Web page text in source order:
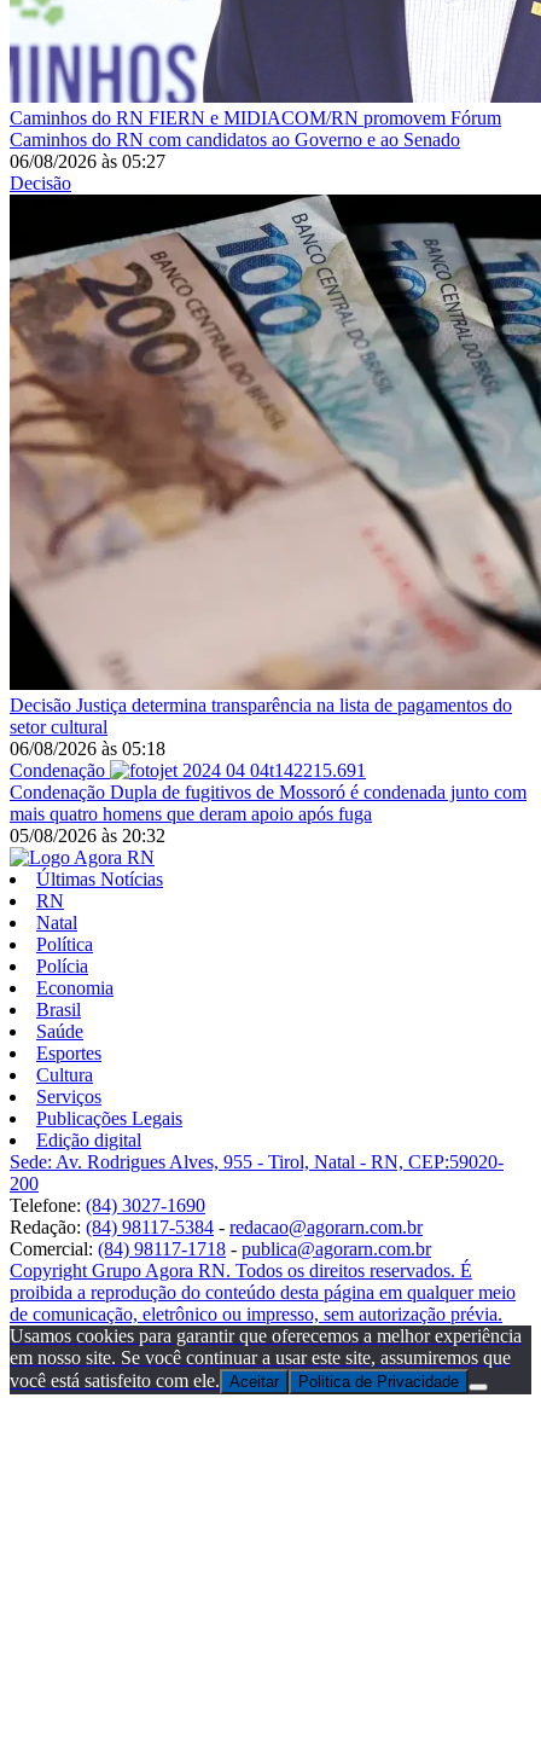
Caminhos do RN FIERN e MIDIACOM/RN promovem Fórum
Caminhos do RN com candidatos ao Governo e ao Senado
06/08/2026 às 05:27
Decisão
Decisão Justiça determina transparência na lista de pagamentos do
setor cultural
06/08/2026 às 05:18
Condenação
Condenação Dupla de fugitivos de Mossoró é condenada junto com
mais quatro homens que deram apoio após fuga
05/08/2026 às 20:32
Últimas Notícias
RN
Natal
Política
Polícia
Economia
Brasil
Saúde
Esportes
Cultura
Serviços
Publicações Legais
Edição digital
Sede: Av. Rodrigues Alves, 955 - Tirol, Natal - RN, CEP:59020-
200
Telefone: (84) 3027-1690
Redação: (84) 98117-5384 - redacao@agorarn.com.br
Comercial: (84) 98117-1718 - publica@agorarn.com.br
Copyright Grupo Agora RN. Todos os direitos reservados. É
proibida a reprodução do conteúdo desta página em qualquer meio
de comunicação, eletrônico ou impresso, sem autorização prévia.
Usamos cookies para garantir que oferecemos a melhor experiência
em nosso site. Se você continuar a usar este site, assumiremos que
você está satisfeito com ele. Aceitar Politica de Privacidade